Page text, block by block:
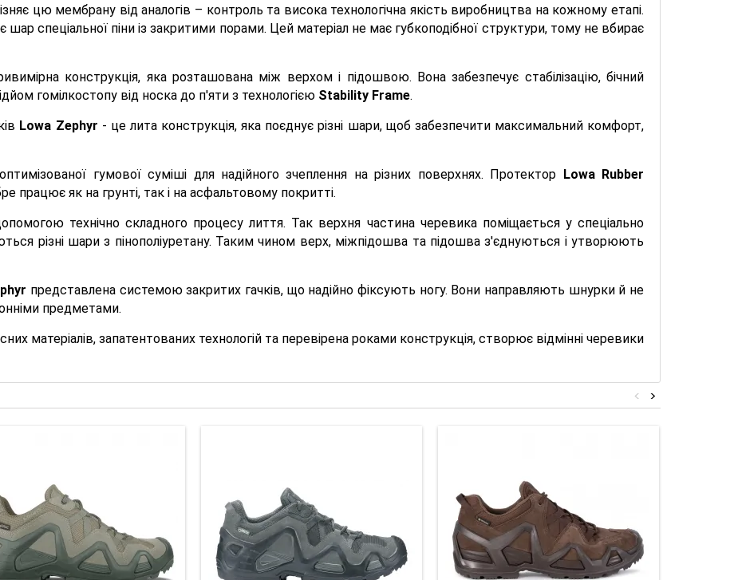
цю мембрану від аналогів – контроль та висока технологічна якість виробництва на кожному етапі.
спеціальної піни із закритими порами. Цей матеріал не має губкоподібної структури, тому не вбирає
конструкція, яка розташована між верхом і підошвою. Вона забезпечує стабілізацію, бічний
гомілкостопу від носка до п'яти з технологією Stability Frame.
Lowa Zephyr - це лита конструкція, яка поєднує різні шари, щоб забезпечити максимальний комфорт,
гумової суміші для надійного зчеплення на різних поверхнях. Протектор Lowa Rubber
працює як на грунті, так і на асфальтовому покритті.
технічно складного процесу лиття. Так верхня частина черевика поміщається у спеціально
різні шари з пінополіуретану. Таким чином верх, міжпідошва та підошва з'єднуються і утворюють
представлена системою закритих гачків, що надійно фіксують ногу. Вони направляють шнурки й не
предметами.
матеріалів, запатентованих технологій та перевірена роками конструкція, створює відмінні черевики
>
<